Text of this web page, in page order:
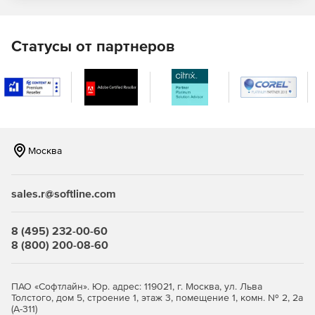
Криптопровайдер Рутокен (RSA).
OpenSSL.
Статусы от партнеров
Москва
sales.r@softline.com
8 (495) 232-00-60
8 (800) 200-08-60
ПАО «Софтлайн». Юр. адрес: 119021, г. Москва, ул. Льва
Толстого, дом 5, строение 1, этаж 3, помещение 1, комн. № 2, 2а
(А-311)